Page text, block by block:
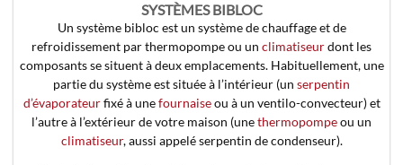
SYSTÈMES BIBLOC
Un système bibloc est un système de chauffage et de
refroidissement par thermopompe ou un climatiseurdont les
composants se situent à deux emplacements. Habituellement, une
partie du système est située à l’intérieur (un serpentin
d’évaporateurfixé à unefournaiseou à un ventilo-convecteur) et
l’autre à l’extérieur de votre maison (unethermopompeou un
climatiseur, aussi appelé serpentin de condenseur).